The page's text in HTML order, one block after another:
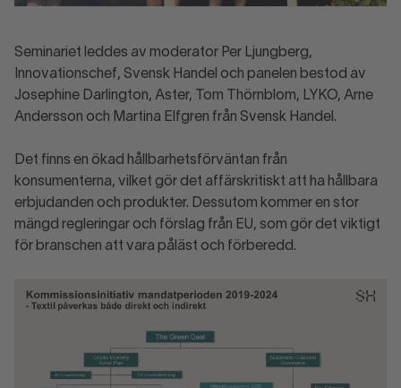
Seminariet leddes av moderator Per Ljungberg,
Innovationschef, Svensk Handel och panelen bestod av
Josephine Darlington, Aster, Tom Thörnblom, LYKO, Arne
Andersson och Martina Elfgren från Svensk Handel.
Det finns en ökad hållbarhetsförväntan från
konsumenterna, vilket gör det affärskritiskt att ha hållbara
erbjudanden och produkter. Dessutom kommer en stor
mängd regleringar och förslag från EU, som gör det viktigt
för branschen att vara påläst och förberedd.